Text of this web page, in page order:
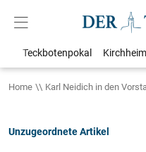
Teckbotenpokal Kirchheim
Home Karl Neidich in den
Unzugeordnete Artikel